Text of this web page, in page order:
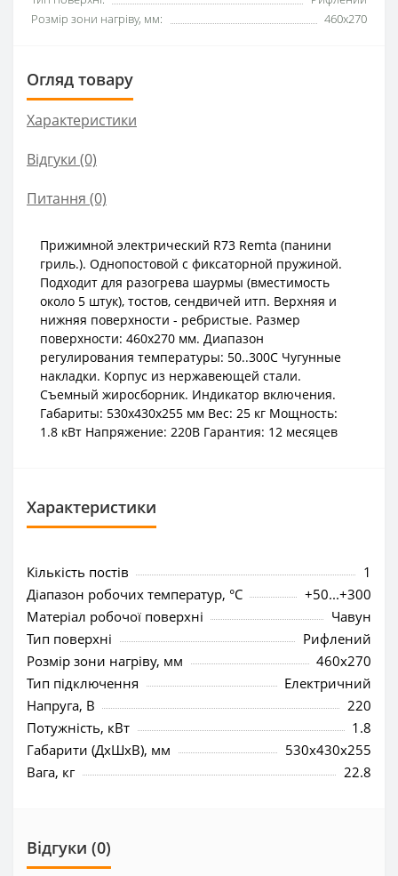
Розмір зони нагріву, мм:
460x270
Огляд товару
Характеристики
Відгуки (0)
Питання (0)
Прижимной электрический R73 Remta (панини
гриль.). Однопостовой c фиксаторной пружиной.
Подходит для разогрева шаурмы (вместимость
около 5 штук), тостов, сендвичей итп. Верхняя и
нижняя поверхности - ребристые. Размер
поверхности: 460х270 мм. Диапазон
регулирования температуры: 50..300С Чугунные
накладки. Корпус из нержавеющей стали.
Съемный жиросборник. Индикатор включения.
Габариты: 530x430x255 мм Вес: 25 кг Мощность:
1.8 кВт Напряжение: 220В Гарантия: 12 месяцев
Характеристики
Кількість постів
1
Діапазон робочих температур, °C
+50...+300
Матеріал робочої поверхні
Чавун
Тип поверхні
Рифлений
Розмір зони нагріву, мм
460x270
Тип підключення
Електричний
Напруга, В
220
Потужність, кВт
1.8
Габарити (ДхШхВ), мм
530x430x255
Вага, кг
22.8
Відгуки (0)